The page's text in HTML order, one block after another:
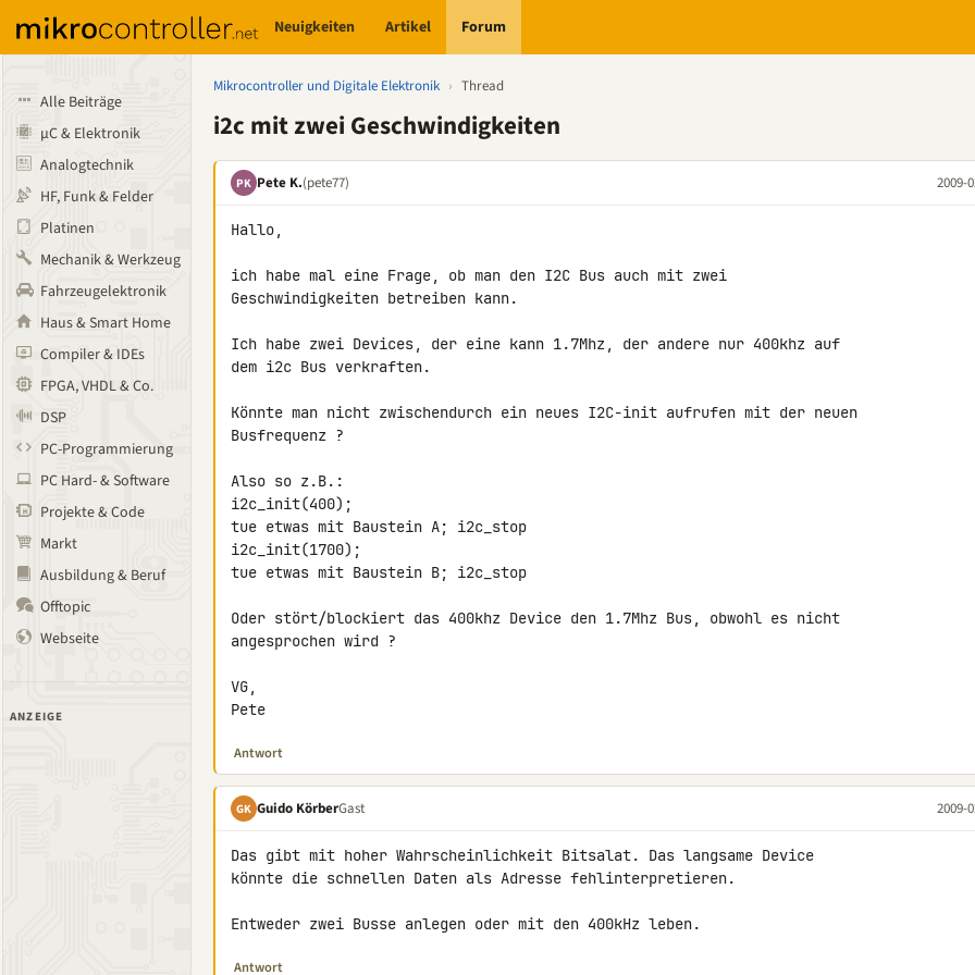
Neuigkeiten Artikel Forum
Alle Beiträge
µC & Elektronik
Analogtechnik
HF, Funk & Felder
Platinen
Mechanik & Werkzeug
Fahrzeugelektronik
Haus & Smart Home
Compiler & IDEs
FPGA, VHDL & Co.
DSP
PC-Programmierung
PC Hard- & Software
Projekte & Code
Markt
Ausbildung & Beruf
Offtopic
Webseite
ANZEIGE
Mikrocontroller und Digitale Elektronik › Thread
i2c mit zwei Geschwindigkeiten
PK Pete K.(pete77) 2009-
Hallo,
ich habe mal eine Frage, ob man den I2C Bus auch mit zwei
Geschwindigkeiten betreiben kann.
Ich habe zwei Devices, der eine kann 1.7Mhz, der andere nur 400khz auf
dem i2c Bus verkraften.
Könnte man nicht zwischendurch ein neues I2C-init aufrufen mit der neuen
Busfrequenz ?
Also so z.B.:
i2c_init(400);
tue etwas mit Baustein A; i2c_stop
i2c_init(1700);
tue etwas mit Baustein B; i2c_stop
Oder stört/blockiert das 400khz Device den 1.7Mhz Bus, obwohl es nicht
angesprochen wird ?
VG,
Pete
Antwort
GK Guido KörberGast 2009-
Das gibt mit hoher Wahrscheinlichkeit Bitsalat. Das langsame Device
könnte die schnellen Daten als Adresse fehlinterpretieren.
Entweder zwei Busse anlegen oder mit den 400kHz leben.
Antwort